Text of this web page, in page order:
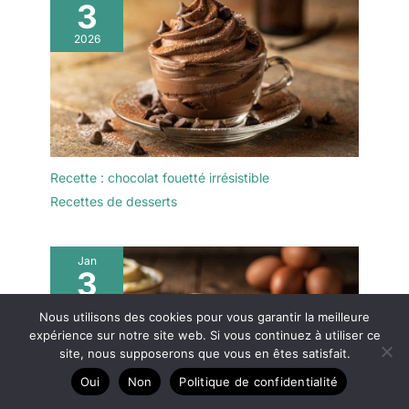
puddings de crème
glacée, etc.
pour les amateurs de
gastronomie, idéale pour
anniversaires, Noël ou
pendaisons de
crémaillère.
Entretien
facile : Surface lisse,
simple à nettoyer,
assurant un usage
quotidien sans effort.
3
2026
Recette : chocolat fouetté irrésistible
Recettes de desserts
Jan
3
Nous utilisons des cookies pour vous garantir la meilleure
expérience sur notre site web. Si vous continuez à utiliser ce
site, nous supposerons que vous en êtes satisfait.
Oui
Non Politique de confidentialité